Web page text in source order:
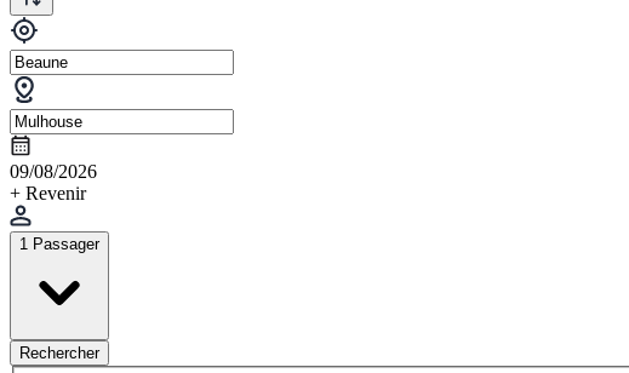
09/08/2026
+ Revenir
1 Passager
Rechercher